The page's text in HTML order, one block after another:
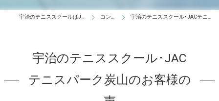
宇治のテニススクールはJACテニスパーク炭山 コンセプト 宇治のテニススクール･JACテニスパーク炭山のお客様の声
宇治のテニススクール･JAC
テニスパーク炭山のお客様の